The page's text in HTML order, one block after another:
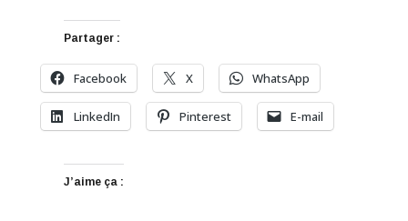
Partager :
Facebook X WhatsApp
LinkedIn Pinterest E-mail
J’aime ça :